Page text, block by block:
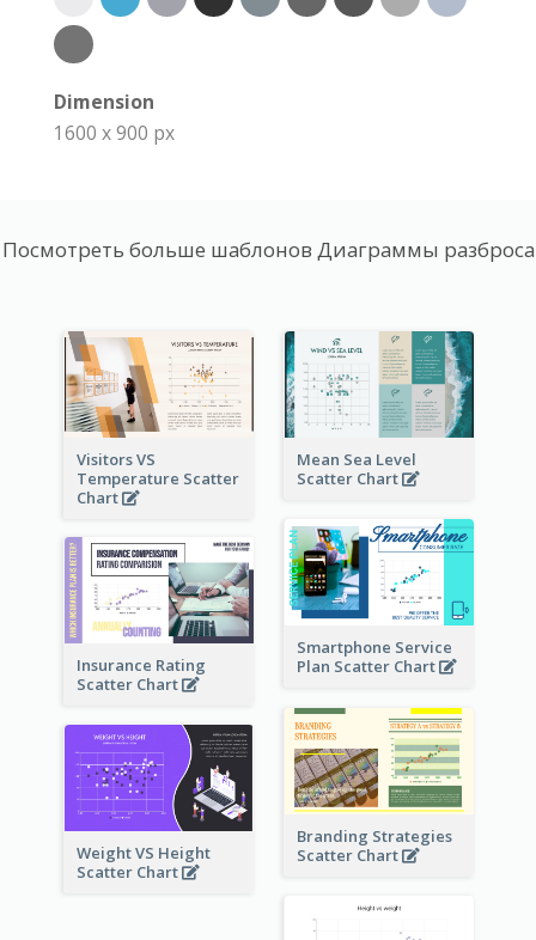
Dimension
1600 x 900 px
Посмотреть больше шаблонов Диаграммы разброса
Visitors VS
Temperature Scatter
Chart
Mean Sea Level
Scatter Chart
Smartphone Service
Plan Scatter Chart
Insurance Rating
Scatter Chart
Branding Strategies
Scatter Chart
Weight VS Height
Scatter Chart